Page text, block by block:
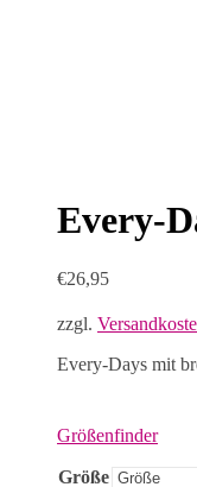
Every-
€26,95
zzgl.
Every-Days mit
Größenfinder
Größe